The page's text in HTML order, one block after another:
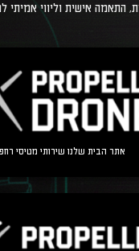
התאמה אישית וליווי אמיתי
אתר הבית שלנו שירותי מטיסי